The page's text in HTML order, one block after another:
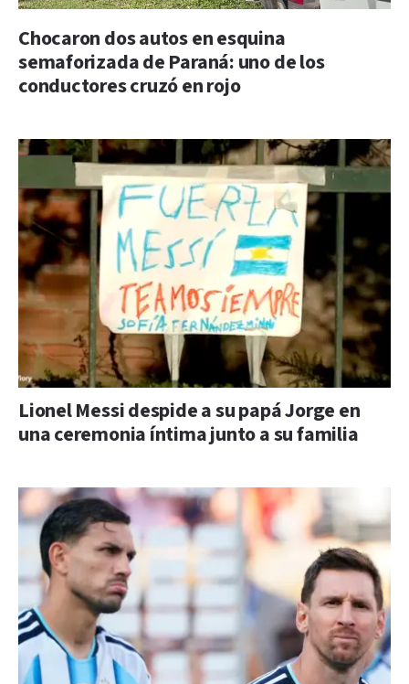
Chocaron dos autos en esquina
semaforizada de Paraná: uno de los
conductores cruzó en rojo
Lionel Messi despide a su papá Jorge en
una ceremonia íntima junto a su familia